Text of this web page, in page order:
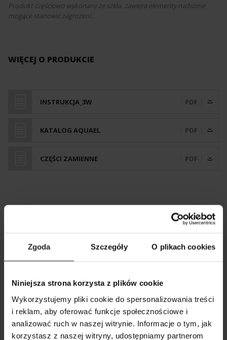
Zgoda Szczegóły O plikach cookies
Niniejsza strona korzysta z plików cookie
Wykorzystujemy pliki cookie do spersonalizowania treści
i reklam, aby oferować funkcje społecznościowe i
analizować ruch w naszej witrynie. Informacje o tym, jak
korzystasz z naszej witryny, udostępniamy partnerom
Produkt częściowo wykonany ze szkła, zawiera elementy ruchome
mogące stanowić zagrożeni.
WIĘCEJ O PRODUKCIE
INSTRUKCJA_3W PDF
KATALOG AQUAEL PDF
CZĘŚCI ZAMIENNE PDF
Index
Wymiary [cm] (szerokość x
głębokość x wysokość)
115031
POKAŻ LISTĘ
POKAŻ PORÓWNANIE